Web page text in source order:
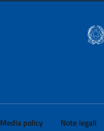
Media policy Note legali